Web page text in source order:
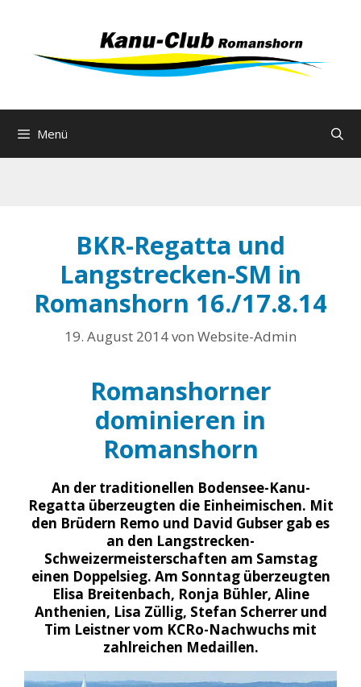
springen
Menü
BKR-Regatta und
Langstrecken-SM in
Romanshorn 16./17.8.14
19. August 2014von Website-Admin
Romanshorner
dominieren in
Romanshorn
An der traditionellen Bodensee-Kanu-
Regatta überzeugten die Einheimischen. Mit
den Brüdern Remo und David Gubser gab es
an den Langstrecken-
Schweizermeisterschaften am Samstag
einen Doppelsieg. Am Sonntag überzeugten
Elisa Breitenbach, Ronja Bühler, Aline
Anthenien, Lisa Züllig, Stefan Scherrer und
Tim Leistner vom KCRo-Nachwuchs mit
zahlreichen Medaillen.